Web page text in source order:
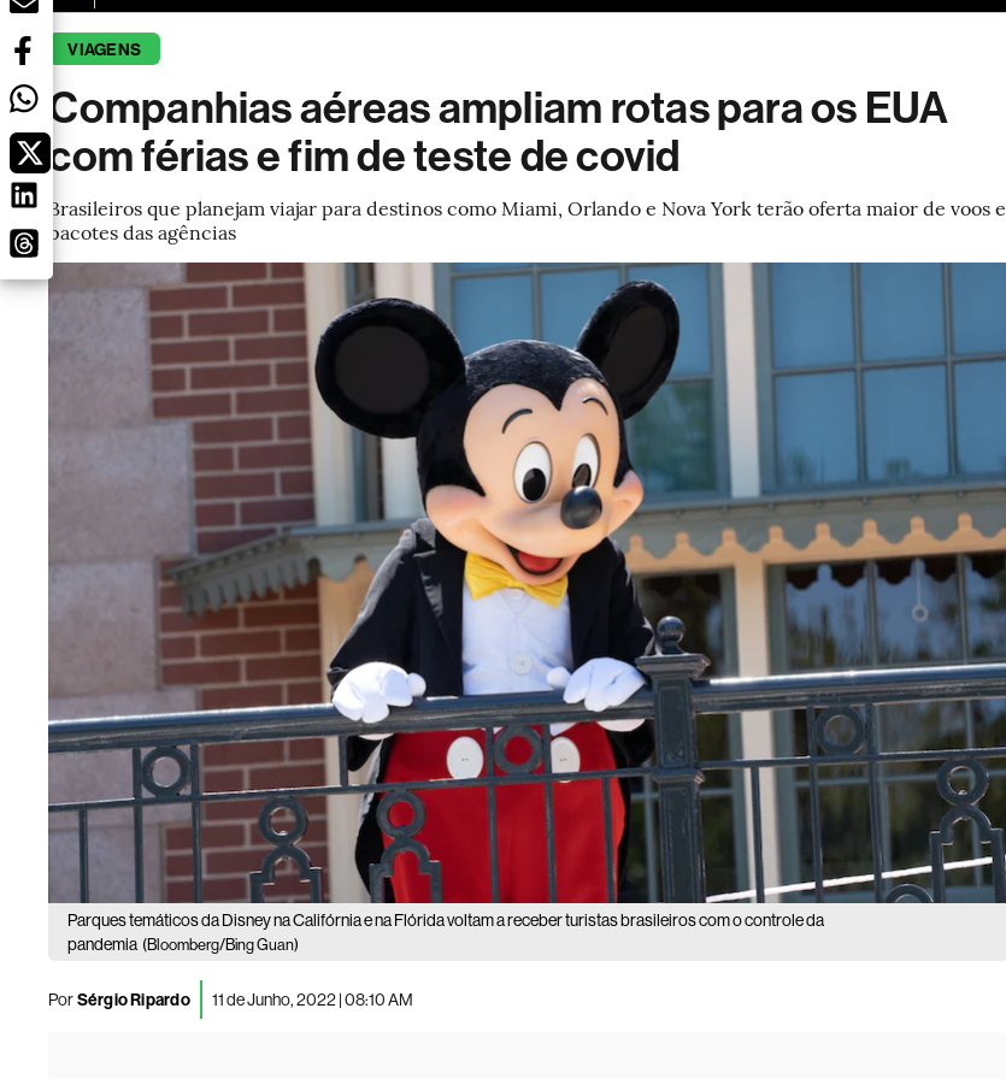
VIAGENS
Companhias aéreas ampliam rotas para os EUA
com férias e fim de teste de covid
Brasileiros que planejam viajar para destinos como Miami, Orlando e Nova York terão oferta maior de voos e
pacotes das agências
Parques temáticos da Disney na Califórnia e na Flórida voltam a receber turistas brasileiros com o controle da
pandemia (Bloomberg/Bing Guan)
PorSérgio Ripardo 11 de Junho, 2022 | 08:10 AM